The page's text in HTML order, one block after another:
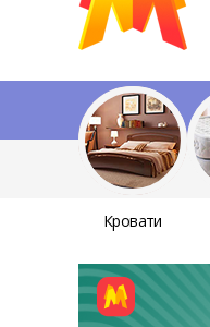
Кровати